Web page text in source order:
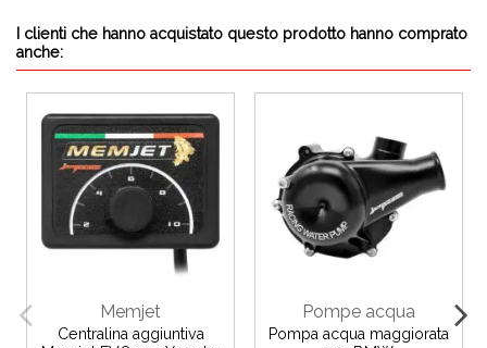
I clienti che hanno acquistato questo prodotto hanno comprato
anche:
Memjet
Centralina aggiuntiva
Pompe acqua
Pompa acqua maggiorata